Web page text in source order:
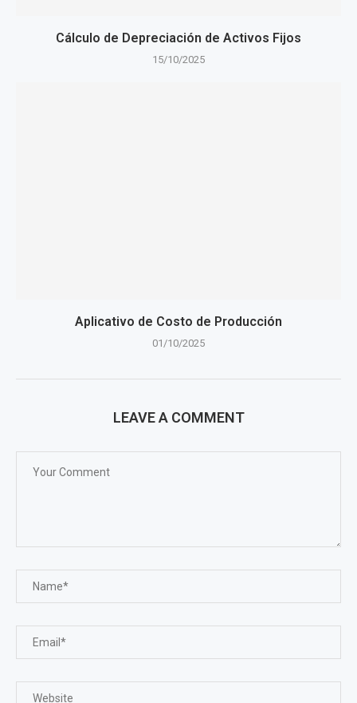
Cálculo de Depreciación de Activos Fijos
15/10/2025
Aplicativo de Costo de Producción
01/10/2025
LEAVE A COMMENT